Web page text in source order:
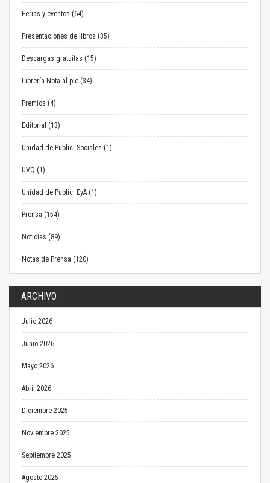
Ferias y eventos (64)
Presentaciones de libros (35)
Descargas gratuitas (15)
Librería Nota al pie (34)
Premios (4)
Editorial (13)
Unidad de Public. Sociales (1)
UVQ (1)
Unidad de Public. EyA (1)
Prensa (154)
Noticias (89)
Notas de Prensa (120)
ARCHIVO
Julio 2026
Junio 2026
Mayo 2026
Abril 2026
Diciembre 2025
Noviembre 2025
Septiembre 2025
Agosto 2025